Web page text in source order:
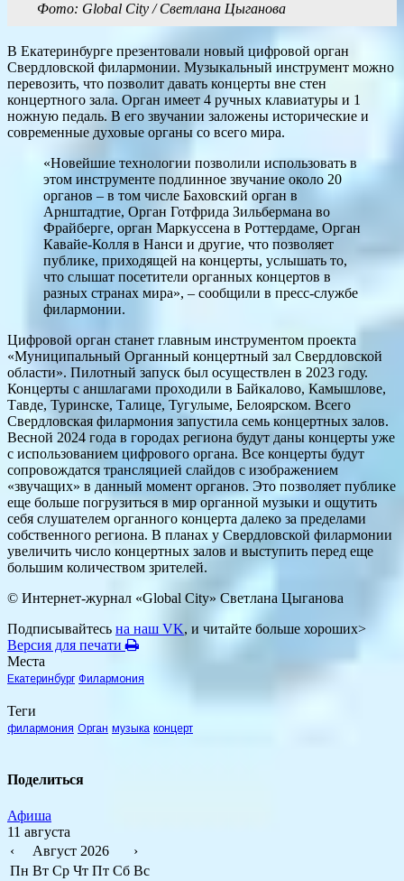
Фото: Global City / Светлана Цыганова
В Екатеринбурге презентовали новый цифровой орган
Свердловской филармонии. Музыкальный инструмент можно
перевозить, что позволит давать концерты вне стен
концертного зала. Орган имеет 4 ручных клавиатуры и 1
ножную педаль. В его звучании заложены исторические и
современные духовые органы со всего мира.
«Новейшие технологии позволили использовать в
этом инструменте подлинное звучание около 20
органов – в том числе Баховский орган в
Арнштадтие, Орган Готфрида Зильбермана во
Фрайберге, орган Маркуссена в Роттердаме, Орган
Кавайе-Колля в Нанси и другие, что позволяет
публике, приходящей на концерты, услышать то,
что слышат посетители органных концертов в
разных странах мира», – сообщили в пресс-службе
филармонии.
Цифровой орган станет главным инструментом проекта
«Муниципальный Органный концертный зал Свердловской
области». Пилотный запуск был осуществлен в 2023 году.
Концерты с аншлагами проходили в Байкалово, Камышлове,
Тавде, Туринске, Талице, Тугулыме, Белоярском. Всего
Свердловская филармония запустила семь концертных залов.
Весной 2024 года в городах региона будут даны концерты уже
с использованием цифрового органа. Все концерты будут
сопровождатся трансляцией слайдов с изображением
«звучащих» в данный момент органов. Это позволяет публике
еще больше погрузиться в мир органной музыки и ощутить
себя слушателем органного концерта далеко за пределами
собственного региона. В планах у Свердловской филармонии
увеличить число концертных залов и выступить перед еще
большим количеством зрителей.
© Интернет-журнал «Global City» Светлана Цыганова
Подписывайтесь на наш VK, и читайте больше хороших>
Версия для печати
Места
Екатеринбург Филармония
Теги
филармония Орган музыка концерт
Поделиться
Афиша
11 августа
‹
Август 2026
›
Пн Вт Ср Чт Пт Сб Вс